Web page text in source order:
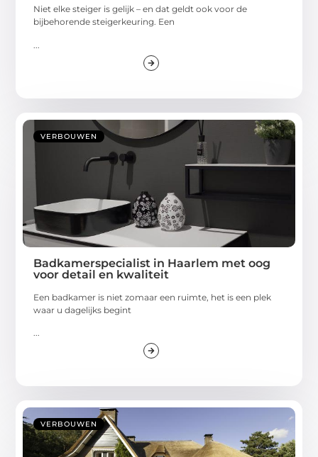
Niet elke steiger is gelijk – en dat geldt ook voor de
bijbehorende steigerkeuring. Een
VERBOUWEN
Badkamerspecialist in Haarlem met oog
voor detail en kwaliteit
Een badkamer is niet zomaar een ruimte, het is een plek
waar u dagelijks begint
...
VERBOUWEN